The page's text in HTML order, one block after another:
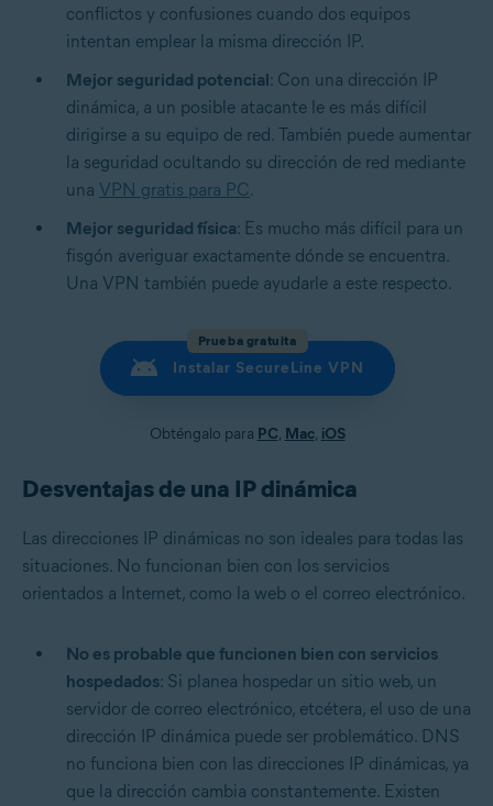
conflictos y confusiones cuando dos equipos
intentan emplear la misma dirección IP.
Mejor seguridad potencial: Con una dirección IP
dinámica, a un posible atacante le es más difícil
dirigirse a su equipo de red. También puede aumentar
la seguridad ocultando su dirección de red mediante
una VPN gratis para PC.
Mejor seguridad física: Es mucho más difícil para un
fisgón averiguar exactamente dónde se encuentra.
Una VPN también puede ayudarle a este respecto.
Prueba gratuita
Instalar SecureLine VPN
Obténgalo para PC, Mac, iOS
Desventajas de una IP dinámica
Las direcciones IP dinámicas no son ideales para todas las
situaciones. No funcionan bien con los servicios
orientados a Internet, como la web o el correo electrónico.
No es probable que funcionen bien con servicios
hospedados: Si planea hospedar un sitio web, un
servidor de correo electrónico, etcétera, el uso de una
dirección IP dinámica puede ser problemático. DNS
no funciona bien con las direcciones IP dinámicas, ya
que la dirección cambia constantemente. Existen